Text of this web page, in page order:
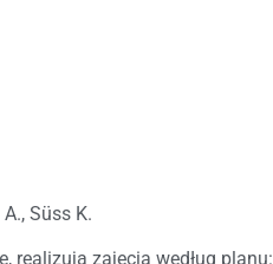
Süss K.
realizują zajęcia według planu: